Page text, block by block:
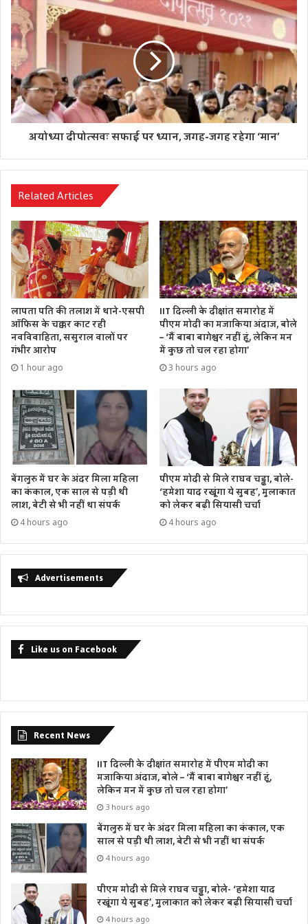
Tags जनसंख्या असंतुलन जनसंख्या विस्फोट
दत्तात्रेय होसबाले
राष्ट्रीय स्वयंसेवक संघ
अयोध्या दीपोत्सवः सफाई पर ध्यान, जगह-जगह रहेगा ‘मान’
Related Articles
लापता पति की तलाश में थाने-एसपी
ऑफिस के चक्कर काट रही
नवविवाहिता, ससुराल वालों पर
गंभीर आरोप
1 hour ago
IIT दिल्ली के दीक्षांत समारोह में
पीएम मोदी का मजाकिया अंदाज, बोले
– ‘मैं बाबा बागेश्वर नहीं हूं, लेकिन मन
में कुछ तो चल रहा होगा’
3 hours ago
बेंगलुरु में घर के अंदर मिला महिला
का कंकाल, एक साल से पड़ी थी
लाश, बेटी से भी नहीं था संपर्क
4 hours ago
पीएम मोदी से मिले राघव चड्ढा, बोले-
‘हमेशा याद रखूंगा ये सुबह’, मुलाकात
को लेकर बढ़ी सियासी चर्चा
4 hours ago
Advertisements
Like us on Facebook
Recent News
IIT दिल्ली के दीक्षांत समारोह में पीएम मोदी का
मजाकिया अंदाज, बोले – ‘मैं बाबा बागेश्वर नहीं हूं,
लेकिन मन में कुछ तो चल रहा होगा’
3 hours ago
बेंगलुरु में घर के अंदर मिला महिला का कंकाल, एक
साल से पड़ी थी लाश, बेटी से भी नहीं था संपर्क
4 hours ago
पीएम मोदी से मिले राघव चड्ढा, बोले- ‘हमेशा याद
रखूंगा ये सुबह’, मुलाकात को लेकर बढ़ी सियासी चर्चा
4 hours ago